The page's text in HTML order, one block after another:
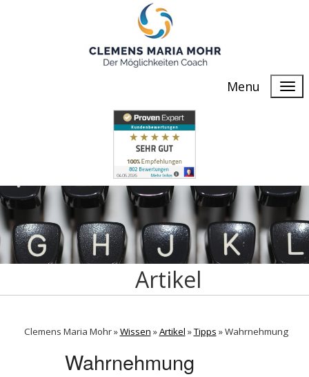
Menu
Artikel
Clemens Maria Mohr »Wissen »Artikel »Tipps »Wahrnehmung
Wahrnehmung